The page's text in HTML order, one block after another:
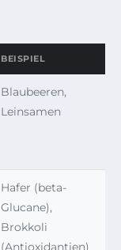
BEISPIEL
Blaubeeren,
Leinsamen
Hafer (beta-
Glucane),
Brokkoli
(Antioxidantien)